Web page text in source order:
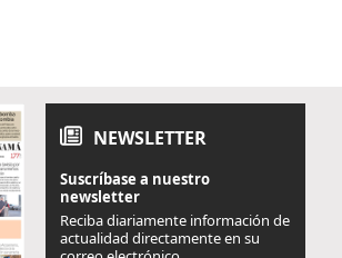
NEWSLETTER
Suscríbase a nuestro
newsletter
Reciba diariamente información de
actualidad directamente en su